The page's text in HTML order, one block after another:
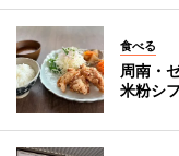
食べる
周南・
米粉シ